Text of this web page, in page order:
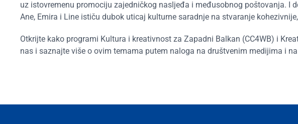
uz istovremenu promociju zajedničkog nasljeđa i međusobnog poštovanja. I
Ane, Emira i Line ističu dubok uticaj kulturne saradnje na stvaranje
Otkrijte kako programi Kultura i kreativnost za Zapadni Balkan (CC4WB) i
nas i saznajte više o ovim temama putem naloga na društvenim medijima i